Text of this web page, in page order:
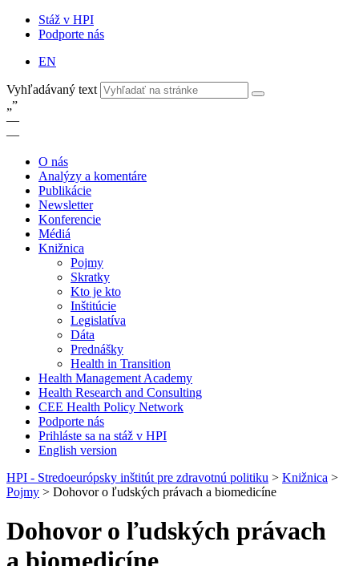
Stáž v HPI
Podporte nás
EN
Vyhľadávaný text
„”
—
—
O nás
Analýzy a komentáre
Publikácie
Newsletter
Konferencie
Médiá
Knižnica
Pojmy
Skratky
Kto je kto
Inštitúcie
Legislatíva
Dáta
Prednášky
Health in Transition
Health Management Academy
Health Research and Consulting
CEE Health Policy Network
Podporte nás
Prihláste sa na stáž v HPI
English version
HPI - Stredoeurópsky inštitút pre zdravotnú politiku > Knižnica >
Pojmy > Dohovor o ľudských právach a biomedicíne
Dohovor o ľudských právach